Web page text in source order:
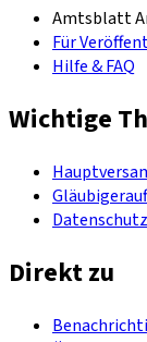
Amtsblatt
Für
Hilfe & FAQ
Wichtige
Datenschutz
Direkt zu